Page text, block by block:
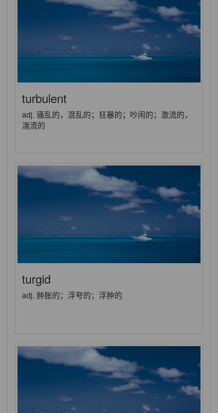
turbulent
adj. 骚乱的，混乱的；狂暴的；吵闹的；激流的，
湍流的
turgid
adj. 肿胀的；浮夸的；浮肿的